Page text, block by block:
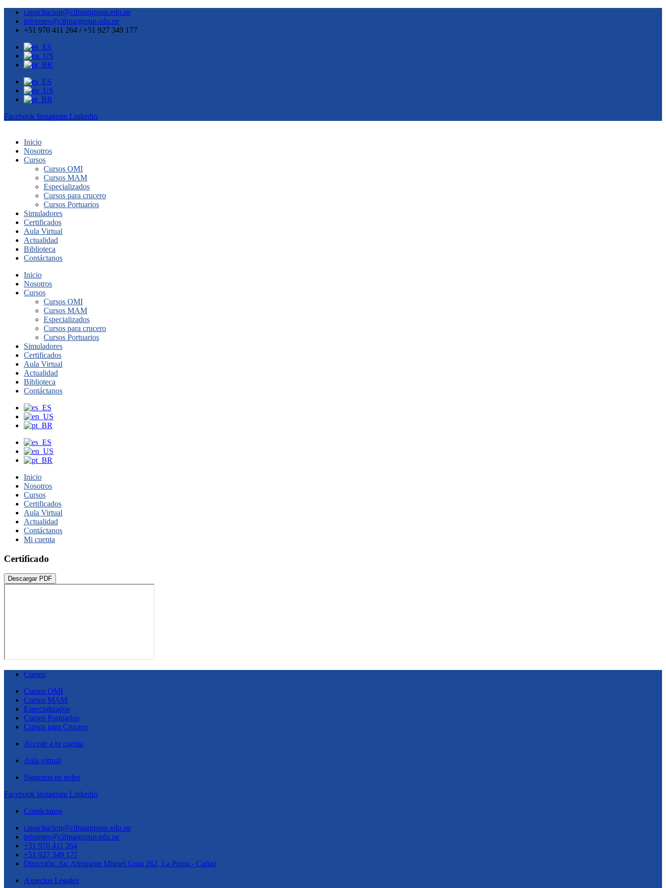
capacitacion@cifmargroup.edu.pe
informes@cifmargroup.edu.pe
+51 970 411 264 / +51 927 349 177
Facebook Instagram Linkedin
Inicio
Nosotros
Cursos
Cursos OMI
Cursos MAM
Especializados
Cursos para crucero
Cursos Portuarios
Simuladores
Certificados
Aula Virtual
Actualidad
Biblioteca
Contáctanos
Inicio
Nosotros
Cursos
Cursos OMI
Cursos MAM
Especializados
Cursos para crucero
Cursos Portuarios
Simuladores
Certificados
Aula Virtual
Actualidad
Biblioteca
Contáctanos
Inicio
Nosotros
Cursos
Certificados
Aula Virtual
Actualidad
Contáctanos
Mi cuenta
Certificado
Descargar PDF
Cursos
Cursos OMI
Cursos MAM
Especializados
Cursos Portuarios
Cursos para Crucero
Accede a tu cuenta
Aula virtual
Síguenos en redes
Facebook Instagram Linkedin
Contáctanos
capacitacion@cifmargroup.edu.pe
informes@cifmargroup.edu.pe
+51 970 411 264
+51 927 349 177
Dirección: Av. Almirante Miguel Grau 262, La Punta - Callao
Aspectos Legales